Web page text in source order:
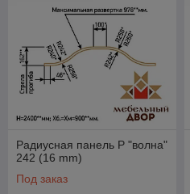
Радиусная панель P "волна"
242 (16 mm)
Под заказ